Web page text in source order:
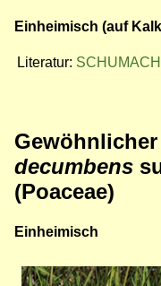
Einheimisch (auf
Literatur:
Gewöhnlicher
decumbens
(Poaceae)
Einheimisch
Bild